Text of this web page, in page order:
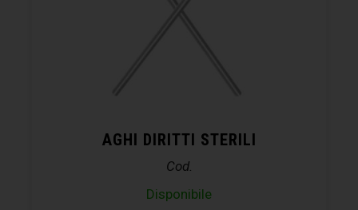
AGHI DIRITTI STERILI
Cod.
Disponibile